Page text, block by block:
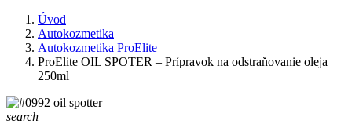
Úvod
Autokozmetika
Autokozmetika ProElite
ProElite OIL SPOTER – Prípravok na odstraňovanie oleja
250ml
search